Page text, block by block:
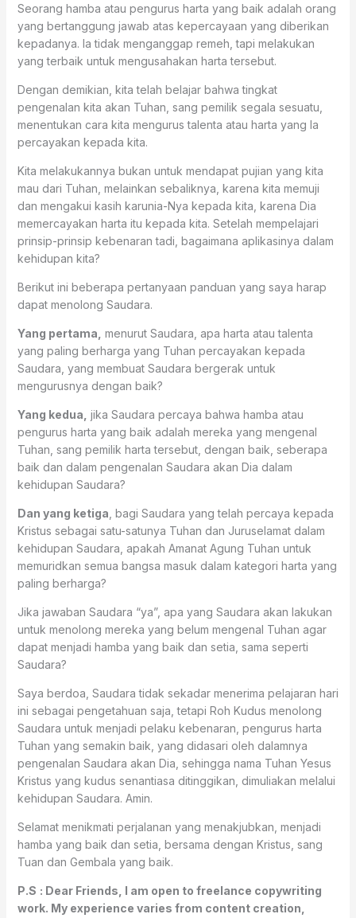
Seorang hamba atau pengurus harta yang baik adalah orang
yang bertanggung jawab atas kepercayaan yang diberikan
kepadanya. Ia tidak menganggap remeh, tapi melakukan
yang terbaik untuk mengusahakan harta tersebut.
Dengan demikian, kita telah belajar bahwa tingkat
pengenalan kita akan Tuhan, sang pemilik segala sesuatu,
menentukan cara kita mengurus talenta atau harta yang Ia
percayakan kepada kita.
Kita melakukannya bukan untuk mendapat pujian yang kita
mau dari Tuhan, melainkan sebaliknya, karena kita memuji
dan mengakui kasih karunia-Nya kepada kita, karena Dia
memercayakan harta itu kepada kita. Setelah mempelajari
prinsip-prinsip kebenaran tadi, bagaimana aplikasinya dalam
kehidupan kita?
Berikut ini beberapa pertanyaan panduan yang saya harap
dapat menolong Saudara.
Yang pertama, menurut Saudara, apa harta atau talenta
yang paling berharga yang Tuhan percayakan kepada
Saudara, yang membuat Saudara bergerak untuk
mengurusnya dengan baik?
Yang kedua, jika Saudara percaya bahwa hamba atau
pengurus harta yang baik adalah mereka yang mengenal
Tuhan, sang pemilik harta tersebut, dengan baik, seberapa
baik dan dalam pengenalan Saudara akan Dia dalam
kehidupan Saudara?
Dan yang ketiga , bagi Saudara yang telah percaya kepada
Kristus sebagai satu-satunya Tuhan dan Juruselamat dalam
kehidupan Saudara, apakah Amanat Agung Tuhan untuk
memuridkan semua bangsa masuk dalam kategori harta yang
paling berharga?
Jika jawaban Saudara “ya”, apa yang Saudara akan lakukan
untuk menolong mereka yang belum mengenal Tuhan agar
dapat menjadi hamba yang baik dan setia, sama seperti
Saudara?
Saya berdoa, Saudara tidak sekadar menerima pelajaran hari
ini sebagai pengetahuan saja, tetapi Roh Kudus menolong
Saudara untuk menjadi pelaku kebenaran, pengurus harta
Tuhan yang semakin baik, yang didasari oleh dalamnya
pengenalan Saudara akan Dia, sehingga nama Tuhan Yesus
Kristus yang kudus senantiasa ditinggikan, dimuliakan melalui
kehidupan Saudara. Amin.
Selamat menikmati perjalanan yang menakjubkan, menjadi
hamba yang baik dan setia, bersama dengan Kristus, sang
Tuan dan Gembala yang baik.
P.S : Dear Friends, I am open to freelance copywriting
work. My experience varies from content creation,